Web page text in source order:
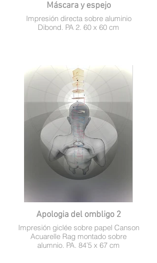
Máscara y espejo
Impresión directa sobre aluminio
Dibond. PA 2. 60 x 60 cm
Apologia del ombligo 2
Impresión giclée sobre papel Canson
Acuarelle Rag montado sobre
alumnio. PA. 84’5 x 67 cm